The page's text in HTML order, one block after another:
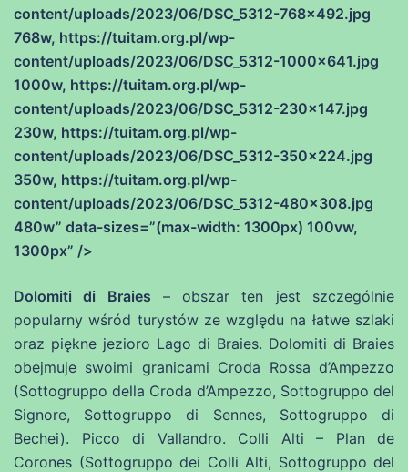
content/uploads/2023/06/DSC_5312-768×492.jpg
768w, https://tuitam.org.pl/wp-
content/uploads/2023/06/DSC_5312-1000×641.jpg
1000w, https://tuitam.org.pl/wp-
content/uploads/2023/06/DSC_5312-230×147.jpg
230w, https://tuitam.org.pl/wp-
content/uploads/2023/06/DSC_5312-350×224.jpg
350w, https://tuitam.org.pl/wp-
content/uploads/2023/06/DSC_5312-480×308.jpg
480w” data-sizes=”(max-width: 1300px) 100vw,
1300px” />
Dolomiti di Braies – obszar ten jest szczególnie
popularny wśród turystów ze względu na łatwe szlaki
oraz piękne jezioro Lago di Braies. Dolomiti di Braies
obejmuje swoimi granicami Croda Rossa d’Ampezzo
(Sottogruppo della Croda d’Ampezzo, Sottogruppo del
Signore, Sottogruppo di Sennes, Sottogruppo di
Bechei). Picco di Vallandro. Colli Alti – Plan de
Corones (Sottogruppo dei Colli Alti, Sottogruppo del